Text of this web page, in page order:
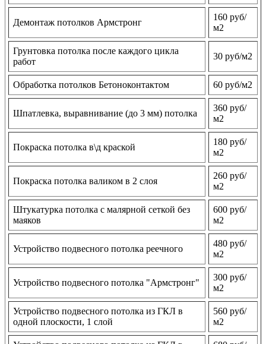
Демонтаж потолков Армстронг
160 руб/
м2
Грунтовка потолка после каждого цикла
работ
30 руб/м2
Обработка потолков Бетоноконтактом 60 руб/м2
Шпатлевка, выравнивание (до 3 мм) потолка
360 руб/
м2
Покраска потолка в\д краской
180 руб/
м2
Покраска потолка валиком в 2 слоя
260 руб/
м2
Штукатурка потолка с малярной сеткой без
маяков
600 руб/
м2
Устройство подвесного потолка реечного
480 руб/
м2
Устройство подвесного потолка "Армстронг"
300 руб/
м2
Устройство подвесного потолка из ГКЛ в
одной плоскости, 1 слой
560 руб/
м2